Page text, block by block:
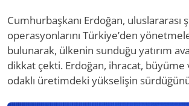
Cumhurbaşkanı Erdoğan, uluslararası
operasyonlarını Türkiye’den
bulunarak, ülkenin sunduğu yatırım
dikkat çekti. Erdoğan, ihracat, büyüme
odaklı üretimdeki yükselişin